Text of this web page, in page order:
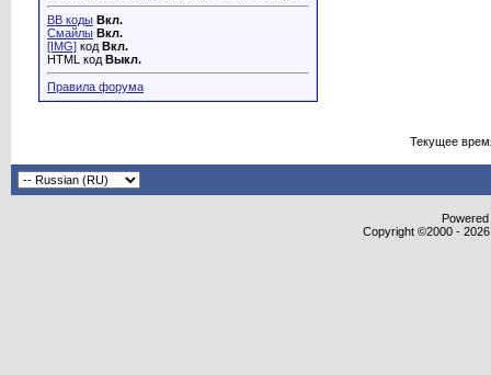
BB коды Вкл.
Смайлы Вкл.
[IMG] код Вкл.
HTML код Выкл.
Правила форума
Текущее
Copyright ©2000 -